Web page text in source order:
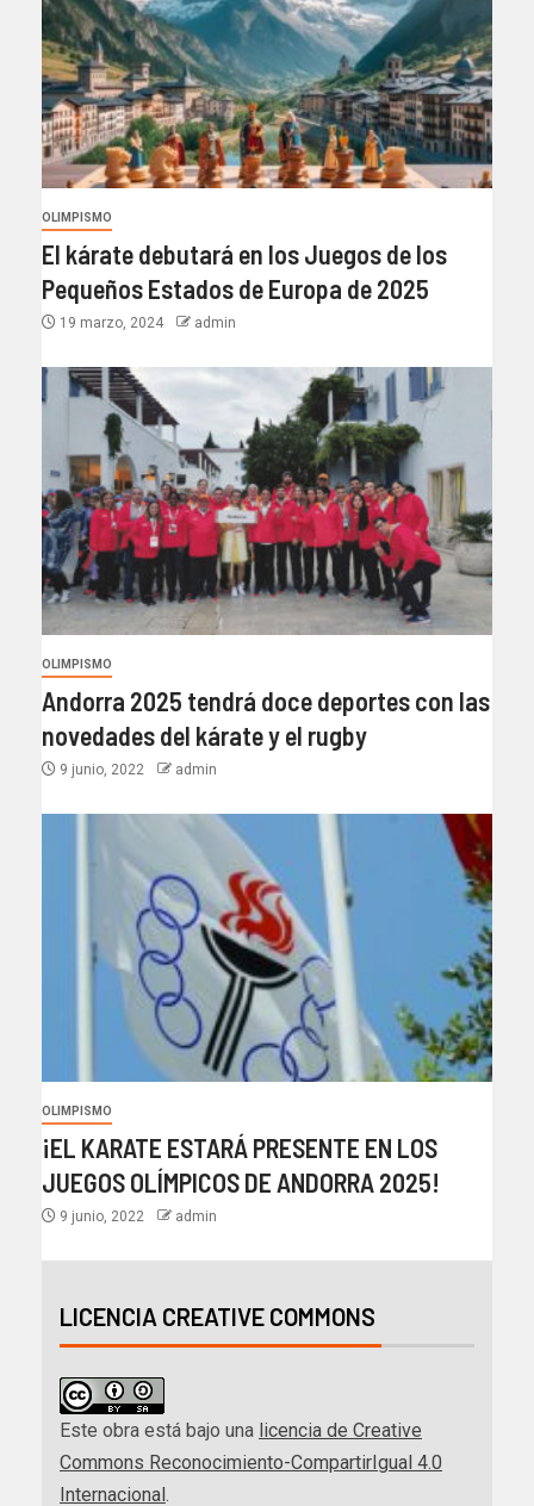
OLIMPISMO
El kárate debutará en los Juegos de los
Pequeños Estados de Europa de 2025
19 marzo, 2024 admin
OLIMPISMO
Andorra 2025 tendrá doce deportes con las
novedades del kárate y el rugby
9 junio, 2022 admin
OLIMPISMO
¡EL KARATE ESTARÁ PRESENTE EN LOS
JUEGOS OLÍMPICOS DE ANDORRA 2025!
9 junio, 2022 admin
LICENCIA CREATIVE COMMONS
Este obra está bajo una licencia de Creative
Commons Reconocimiento-CompartirIgual 4.0
Internacional .